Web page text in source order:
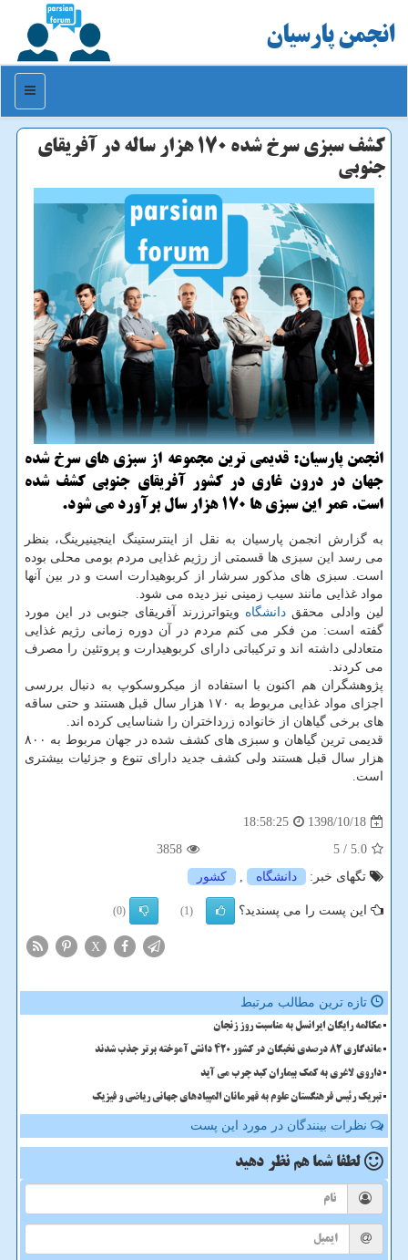
انجمن پارسیان
منو
كشف سبزی سرخ شده ۱۷۰ هزار ساله در آفریقای
جنوبی
انجمن پارسیان: قدیمی ترین مجموعه از سبزی های سرخ شده
جهان در درون غاری در كشور آفریقای جنوبی كشف شده
است. عمر این سبزی ها 170 هزار سال برآورد می شود.
به گزارش انجمن پارسیان به نقل از اینترستینگ اینجینیرینگ، بنظر
می رسد این سبزی ها قسمتی از رژیم غذایی مردم بومی محلی بوده
است. سبزی های مذكور سرشار از كربوهیدارت است و در بین آنها
مواد غذایی مانند سیب زمینی نیز دیده می شود.
لین وادلی محقق دانشگاه ویتواترزرند آفریقای جنوبی در این مورد
گفته است: من فكر می كنم مردم در آن دوره زمانی رژیم غذایی
متعادلی داشته اند و تركیباتی دارای كربوهیدارت و پروتئین را مصرف
می كردند.
پژوهشگران هم اكنون با استفاده از میكروسكوپ به دنبال بررسی
اجزای مواد غذایی مربوط به ۱۷۰ هزار سال قبل هستند و حتی ساقه
های برخی گیاهان از خانواده زرداختران را شناسایی كرده اند.
قدیمی ترین گیاهان و سبزی های كشف شده در جهان مربوط به ۸۰۰
هزار سال قبل هستند ولی كشف جدید دارای تنوع و جزئیات بیشتری
است.
1398/10/18
18:58:25
5.0
/ 5
3858
تگهای خبر:
دانشگاه , كشور
این پست را می پسندید؟ (1)
(0)
X
تازه ترین مطالب مرتبط
مکالمه رایگان ایرانسل به مناسبت روز زنجان
ماندگاری 82 درصدی نخبگان در کشور 420 دانش آموخته برتر جذب شدند
داروی لاغری به کمک بیماران کبد چرب می آید
تبریک رئیس فرهنگستان علوم به قهرمانان المپیادهای جهانی ریاضی و فیزیک
نظرات بینندگان در مورد این پست
لطفا شما هم نظر دهید